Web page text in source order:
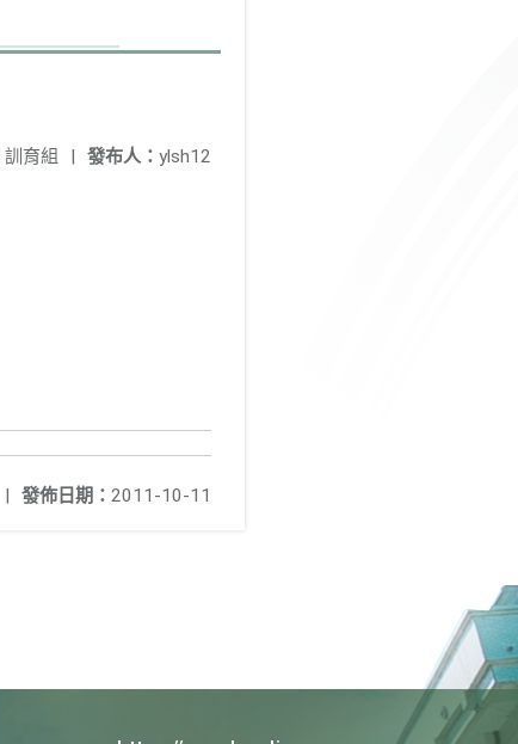
發布人： ylsh12
訓育組 |
發佈日期： 2011-10-11
|